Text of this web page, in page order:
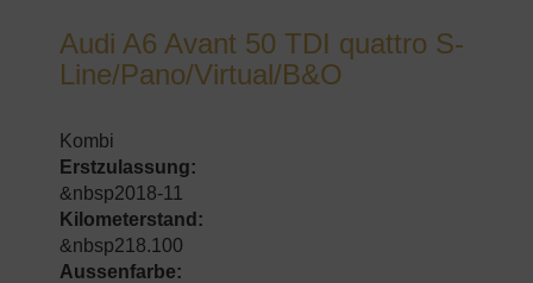
Audi A6 Avant 50 TDI quattro S-
Line/Pano/Virtual/B&O
Kombi
Erstzulassung:
&nbsp2018-11
Kilometerstand:
&nbsp218.100
Aussenfarbe: